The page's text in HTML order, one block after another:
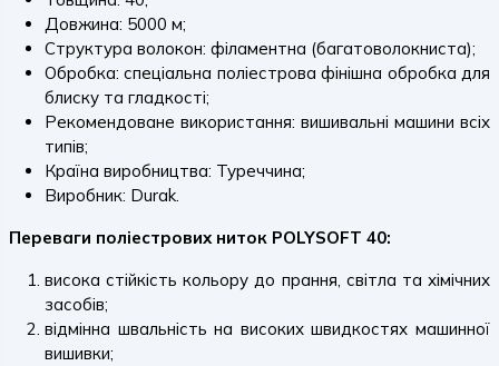
Довжина: 5000 м;
Структура волокон: філаментна (багатоволокниста);
Обробка: спеціальна поліестрова фінішна обробка для
блиску та гладкості;
Рекомендоване використання: вишивальні машини всіх
типів;
Країна виробництва: Туреччина;
Виробник: Durak.
Переваги поліестрових ниток POLYSOFT 40:
висока стійкість кольору до прання, світла та хімічних
засобів;
відмінна швальність на високих швидкостях машинної
вишивки;